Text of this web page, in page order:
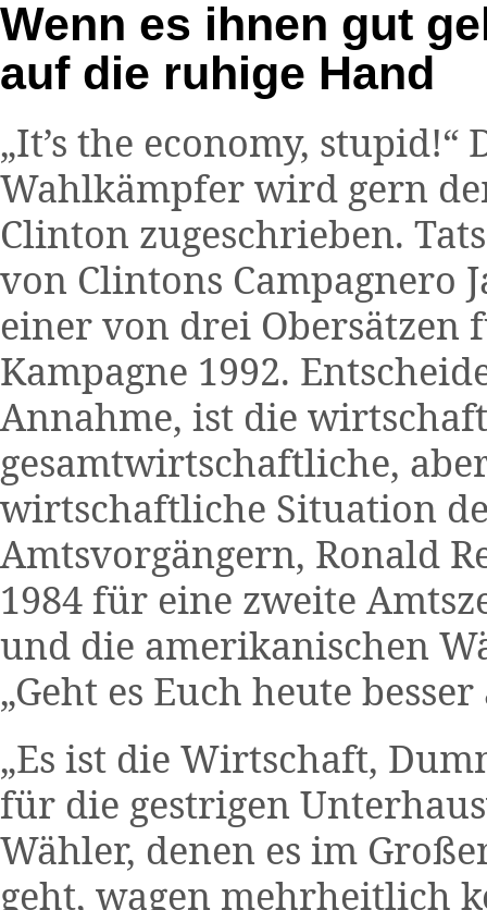
Wenn es ihnen gut
auf die ruhige Hand
„It’s the economy,
Wahlkämpfer wird gern
Clinton zugeschrieben.
von Clintons Campagnero
einer von drei
Kampagne 1992.
Annahme, ist die
gesamtwirtschaftliche,
wirtschaftliche Situation
Amtsvorgängern, Ronald
1984 für eine zweite
und die amerikanischen
„Geht es Euch heute
„Es ist die Wirtschaft,
für die gestrigen
Wähler, denen es im
geht, wagen mehrheitlich